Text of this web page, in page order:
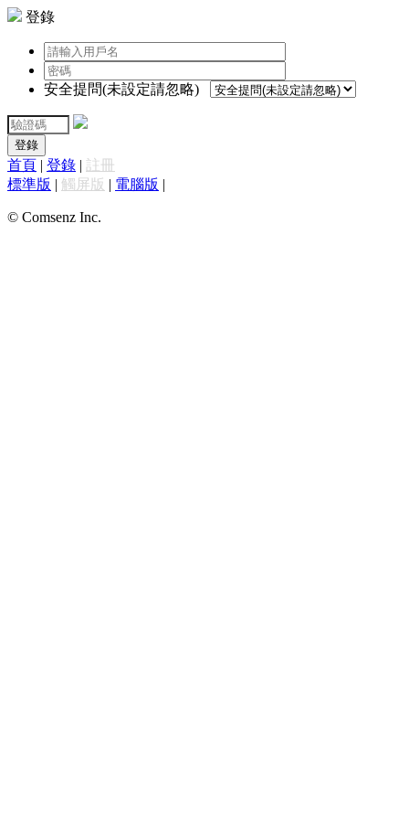
登錄
安全提問(未設定請忽略)
登錄
首頁 | 登錄 | 註冊
標準版 | 觸屏版 | 電腦版 |
© Comsenz Inc.